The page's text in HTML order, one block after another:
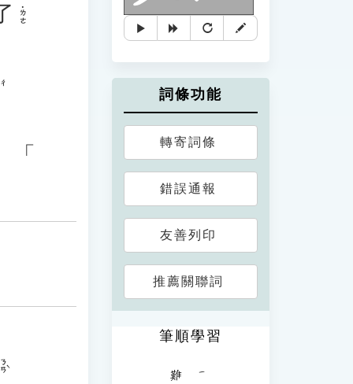
˙ㄌㄜ
ㄔ
「
ㄋㄢˋ
詞條功能
轉寄詞條
錯誤通報
友善列印
推薦關聯詞
筆順學習